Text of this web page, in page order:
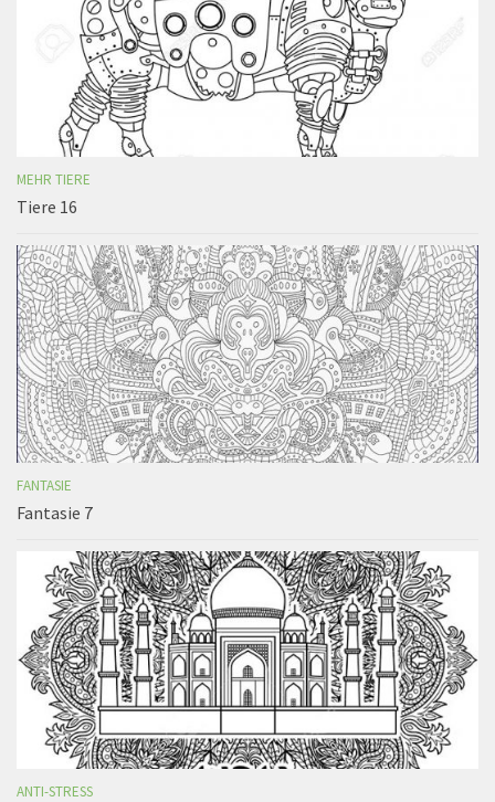
MEHR TIERE
Tiere 16
FANTASIE
Fantasie 7
ANTI-STRESS